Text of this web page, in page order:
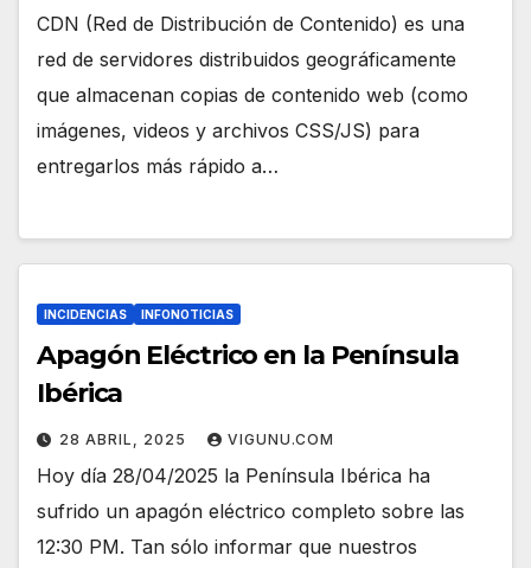
CDN (Red de Distribución de Contenido) es una
red de servidores distribuidos geográficamente
que almacenan copias de contenido web (como
imágenes, videos y archivos CSS/JS) para
entregarlos más rápido a…
INCIDENCIAS INFONOTICIAS
Apagón Eléctrico en la Península
Ibérica
28 ABRIL, 2025 VIGUNU.COM
Hoy día 28/04/2025 la Península Ibérica ha
sufrido un apagón eléctrico completo sobre las
12:30 PM. Tan sólo informar que nuestros